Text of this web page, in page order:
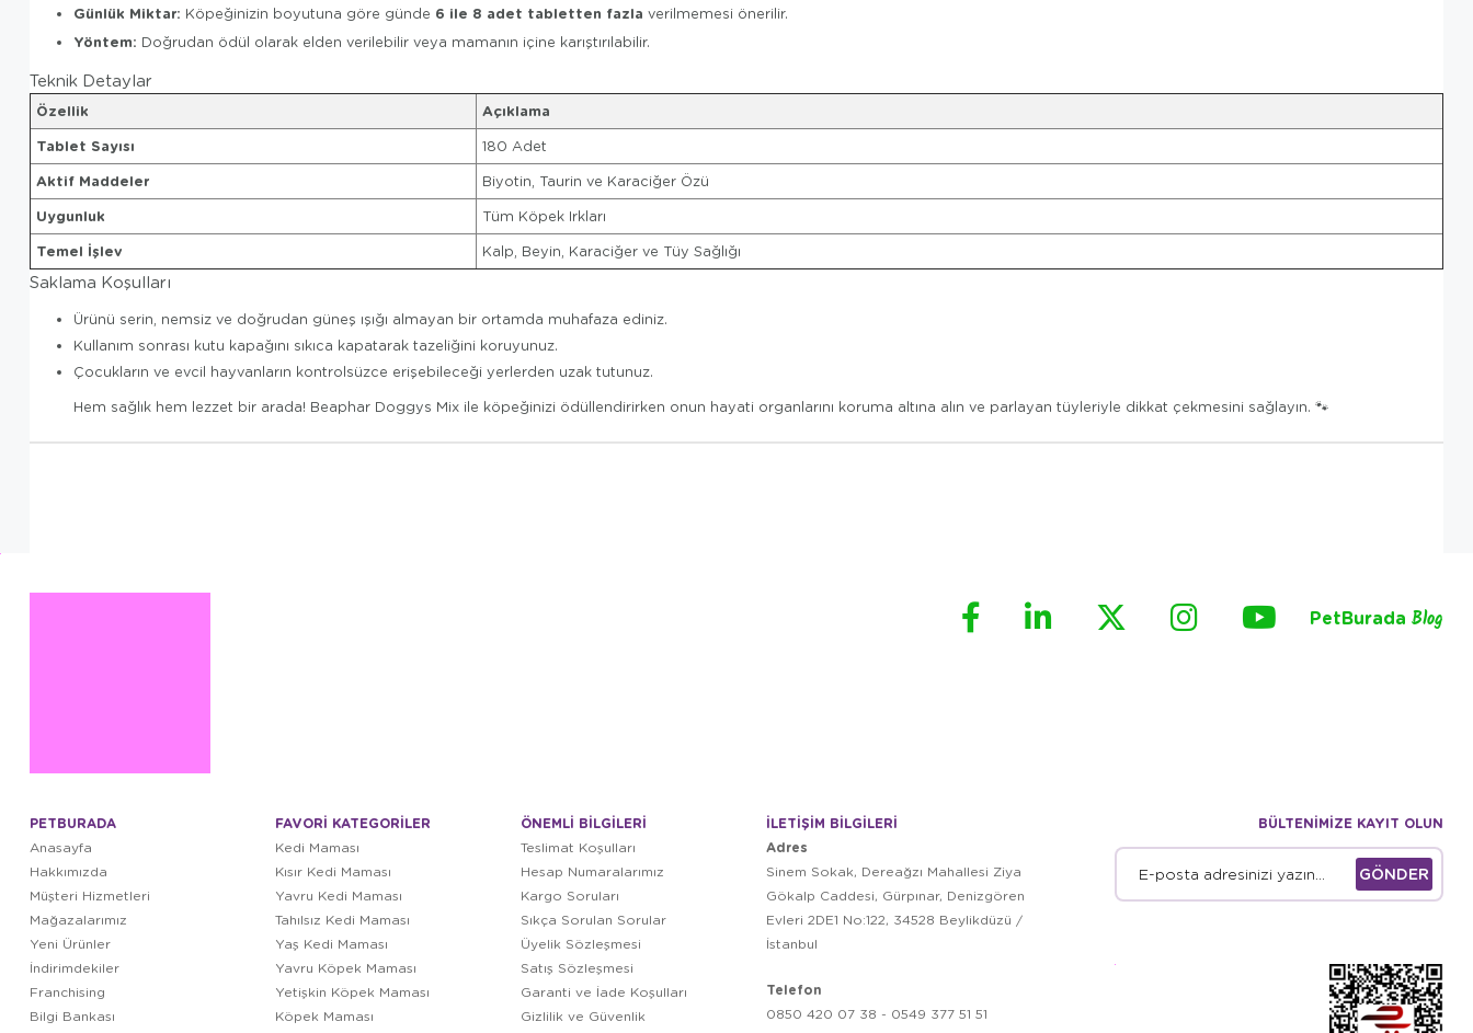
Günlük Miktar: Köpeğinizin boyutuna göre günde 6 ile 8 adet tabletten fazla verilmemesi önerilir.
Yöntem: Doğrudan ödül olarak elden verilebilir veya mamanın içine karıştırılabilir.
Teknik Detaylar
Özellik
Açıklama
Tablet Sayısı
180 Adet
Aktif Maddeler Biyotin, Taurin ve Karaciğer Özü
Uygunluk Tüm Köpek Irkları
Temel İşlev Kalp, Beyin, Karaciğer ve Tüy Sağlığı
Saklama Koşulları
Ürünü serin, nemsiz ve doğrudan güneş ışığı almayan bir ortamda muhafaza ediniz.
Kullanım sonrası kutu kapağını sıkıca kapatarak tazeliğini koruyunuz.
Çocukların ve evcil hayvanların kontrolsüzce erişebileceği yerlerden uzak tutunuz.
Hem sağlık hem lezzet bir arada! Beaphar Doggys Mix ile köpeğinizi ödüllendirirken onun hayati organlarını koruma altına alın ve parlayan tüyleriyle dikkat çekmesini sağlayın. 🐾
PetBurada Blog
PETBURADA
Anasayfa
Hakkımızda
Müşteri Hizmetleri
Mağazalarımız
Yeni Ürünler
İndirimdekiler
Franchising
Bilgi Bankası
FAVORİ KATEGORİLER
Kedi Maması
Kısır Kedi Maması
Yavru Kedi Maması
Tahılsız Kedi Maması
Yaş Kedi Maması
Yavru Köpek Maması
Yetişkin Köpek Maması
Köpek Maması
ÖNEMLİ BİLGİLERİ
Teslimat Koşulları
Hesap Numaralarımız
Kargo Soruları
Sıkça Sorulan Sorular
Üyelik Sözleşmesi
Satış Sözleşmesi
Garanti ve İade Koşulları
Gizlilik ve Güvenlik
İLETİŞİM BİLGİLERİ
Adres
Sinem Sokak, Dereağzı Mahallesi Ziya
Gökalp Caddesi, Gürpınar, Denizgören
Evleri 2DE1 No:122, 34528 Beylikdüzü /
İstanbul
Telefon
0850 420 07 38 - 0549 377 51 51
BÜLTENİMİZE KAYIT OLUN
GÖNDER